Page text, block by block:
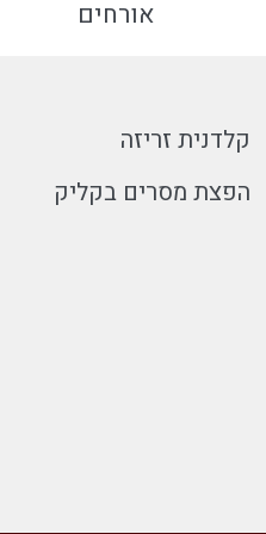
אורחים
קלדנית זריזה
הפצת מסרים בקליק